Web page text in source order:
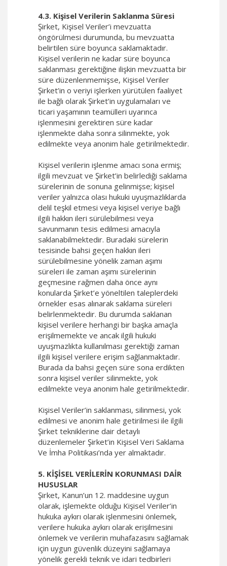
4.3. Kişisel Verilerin Saklanma Süresi
Şirket, Kişisel Veriler’i mevzuatta
öngörülmesi durumunda, bu mevzuatta
belirtilen süre boyunca saklamaktadır.
Kişisel verilerin ne kadar süre boyunca
saklanması gerektiğine ilişkin mevzuatta bir
süre düzenlenmemişse, Kişisel Veriler
Şirket’in o veriyi işlerken yürütülen faaliyet
ile bağlı olarak Şirket’in uygulamaları ve
ticari yaşamının teamülleri uyarınca
işlenmesini gerektiren süre kadar
işlenmekte daha sonra silinmekte, yok
edilmekte veya anonim hale getirilmektedir.
Kişisel verilerin işlenme amacı sona ermiş;
ilgili mevzuat ve Şirket’in belirlediği saklama
sürelerinin de sonuna gelinmişse; kişisel
veriler yalnızca olası hukuki uyuşmazlıklarda
delil teşkil etmesi veya kişisel veriye bağlı
ilgili hakkın ileri sürülebilmesi veya
savunmanın tesis edilmesi amacıyla
saklanabilmektedir. Buradaki sürelerin
tesisinde bahsi geçen hakkın ileri
sürülebilmesine yönelik zaman aşımı
süreleri ile zaman aşımı sürelerinin
geçmesine rağmen daha önce aynı
konularda Şirket’e yöneltilen taleplerdeki
örnekler esas alınarak saklama süreleri
belirlenmektedir. Bu durumda saklanan
kişisel verilere herhangi bir başka amaçla
erişilmemekte ve ancak ilgili hukuki
uyuşmazlıkta kullanılması gerektiği zaman
ilgili kişisel verilere erişim sağlanmaktadır.
Burada da bahsi geçen süre sona erdikten
sonra kişisel veriler silinmekte, yok
edilmekte veya anonim hale getirilmektedir.
Kişisel Veriler’in saklanması, silinmesi, yok
edilmesi ve anonim hale getirilmesi ile ilgili
Şirket tekniklerine dair detaylı
düzenlemeler Şirket’in Kişisel Veri Saklama
Ve İmha Politikası’nda yer almaktadır.
5. KİŞİSEL VERİLERİN KORUNMASI DAİR
HUSUSLAR
Şirket, Kanun’un 12. maddesine uygun
olarak, işlemekte olduğu Kişisel Veriler’in
hukuka aykırı olarak işlenmesini önlemek,
verilere hukuka aykırı olarak erişilmesini
önlemek ve verilerin muhafazasını sağlamak
için uygun güvenlik düzeyini sağlamaya
yönelik gerekli teknik ve idari tedbirleri